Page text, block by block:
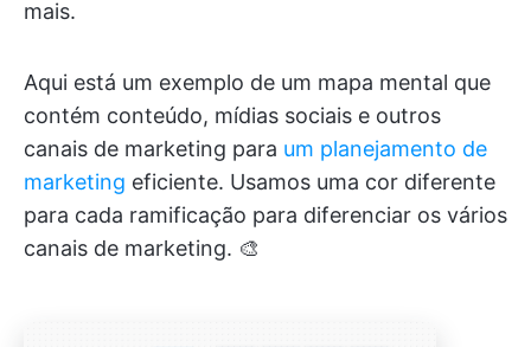
mais.
Aqui está um exemplo de um mapa mental que
contém conteúdo, mídias sociais e outros
canais de marketing para um planejamento de
marketing eficiente. Usamos uma cor diferente
para cada ramificação para diferenciar os vários
canais de marketing. 🎨